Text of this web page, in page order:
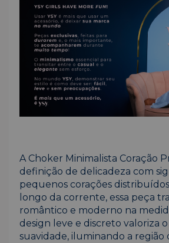
A Choker Minimalista Coração
definição de delicadeza com
pequenos corações
longo da corrente, essa peça
romântico e moderno na
design leve e discreto valoriza
suavidade, iluminando a região